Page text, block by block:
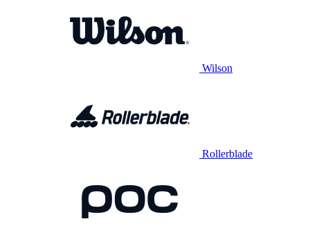
Wilson
Rollerblade